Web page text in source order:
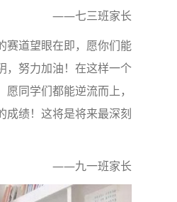
——七三班家长
赛道望眼在即，愿你们能
，努力加油！在这样一个
同学们都能逆流而上，
成绩！这将是将来最深刻
——九一班家长